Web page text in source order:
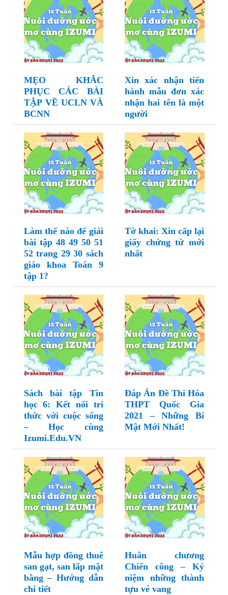
MẸO KHẮC
PHỤC CÁC BÀI
TẬP VỀ UCLN VÀ
BCNN
Xin xác nhận tiến
hành mẫu đơn xác
nhận hai tên là một
người
Làm thế nào để giải
bài tập 48 49 50 51
52 trang 29 30 sách
giáo khoa Toán 9
tập 1?
Tờ khai: Xin cấp lại
giấy chứng tử mới
nhất
Sách bài tập Tin
học 6: Kết nối tri
thức với cuộc sống
– Học cùng
Izumi.Edu.VN
Đáp Án Đề Thi Hóa
THPT Quốc Gia
2021 – Những Bí
Mật Mới Nhất!
Mẫu hợp đồng thuê
san gạt, san lấp mặt
bằng – Hướng dẫn
chi tiết
Huân chương
Chiến công – Kỷ
niệm những thành
tựu vẻ vang